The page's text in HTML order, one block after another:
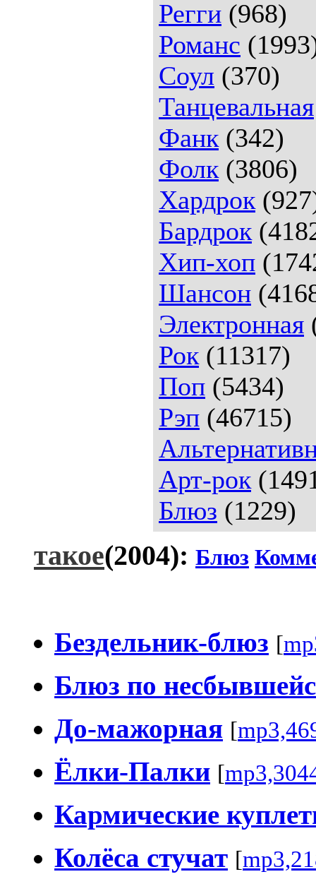
Регги (968)
Романс
Соул (370)
Танцевальная
Фанк (342)
Фолк (3806)
Хардрок
Бардрок
Хип-хоп
Шансон
Электронная
Рок (11317)
Поп (5434)
Рэп (46715)
Арт-рок
Блюз (1229)
такое(2004): Блюз
Бездельник-блюз [
Блюз по
До-мажорная [
Ёлки-Палки [
Кармические
Колёса стучат [